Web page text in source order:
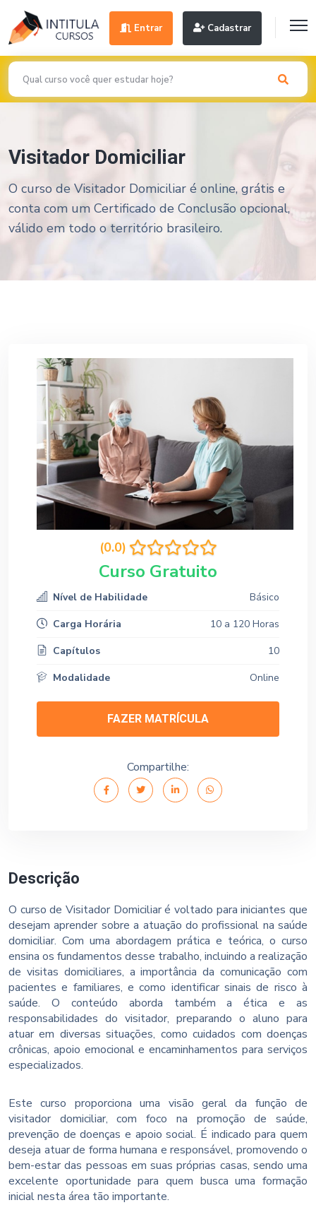
Entrar Cadastrar
Visitador Domiciliar
O curso de Visitador Domiciliar é online, grátis e
conta com um Certificado de Conclusão opcional,
válido em todo o território brasileiro.
Descrição
O curso de Visitador Domiciliar é voltado para iniciantes que
desejam aprender sobre a atuação do profissional na saúde
domiciliar. Com uma abordagem prática e teórica, o curso
ensina os fundamentos desse trabalho, incluindo a realização
de visitas domiciliares, a importância da comunicação com
pacientes e familiares, e como identificar sinais de risco à
saúde. O conteúdo aborda também a ética e as
responsabilidades do visitador, preparando o aluno para
atuar em diversas situações, como cuidados com doenças
crônicas, apoio emocional e encaminhamentos para serviços
especializados.
Este curso proporciona uma visão geral da função de
visitador domiciliar, com foco na promoção de saúde,
prevenção de doenças e apoio social. É indicado para quem
deseja atuar de forma humana e responsável, promovendo o
bem-estar das pessoas em suas próprias casas, sendo uma
excelente oportunidade para quem busca uma formação
inicial nesta área tão importante.
(0.0)
Curso Gratuito
Nível de Habilidade
Básico
Carga Horária
10 a 120 Horas
Capítulos
10
Modalidade
Online
FAZER MATRÍCULA
Compartilhe: